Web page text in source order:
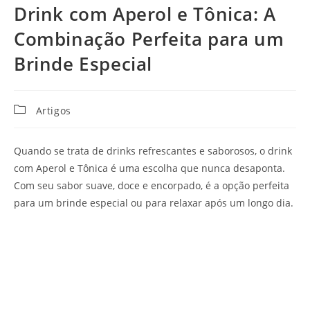
Drink com Aperol e Tônica: A
Combinação Perfeita para um
Brinde Especial
Categoria
Artigos
Quando se trata de drinks refrescantes e saborosos, o drink
com Aperol e Tônica é uma escolha que nunca desaponta.
Com seu sabor suave, doce e encorpado, é a opção perfeita
para um brinde especial ou para relaxar após um longo dia.